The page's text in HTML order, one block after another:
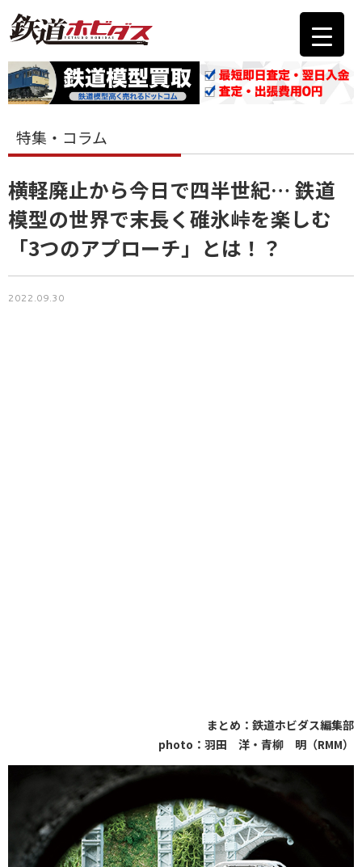
特集・コラム
横軽廃止から今日で四半世紀… 鉄道
模型の世界で末長く碓氷峠を楽しむ
「3つのアプローチ」とは！？
2022.09.30
まとめ：鉄道ホビダス編集部
photo：羽田 洋・青柳 明（RMM）